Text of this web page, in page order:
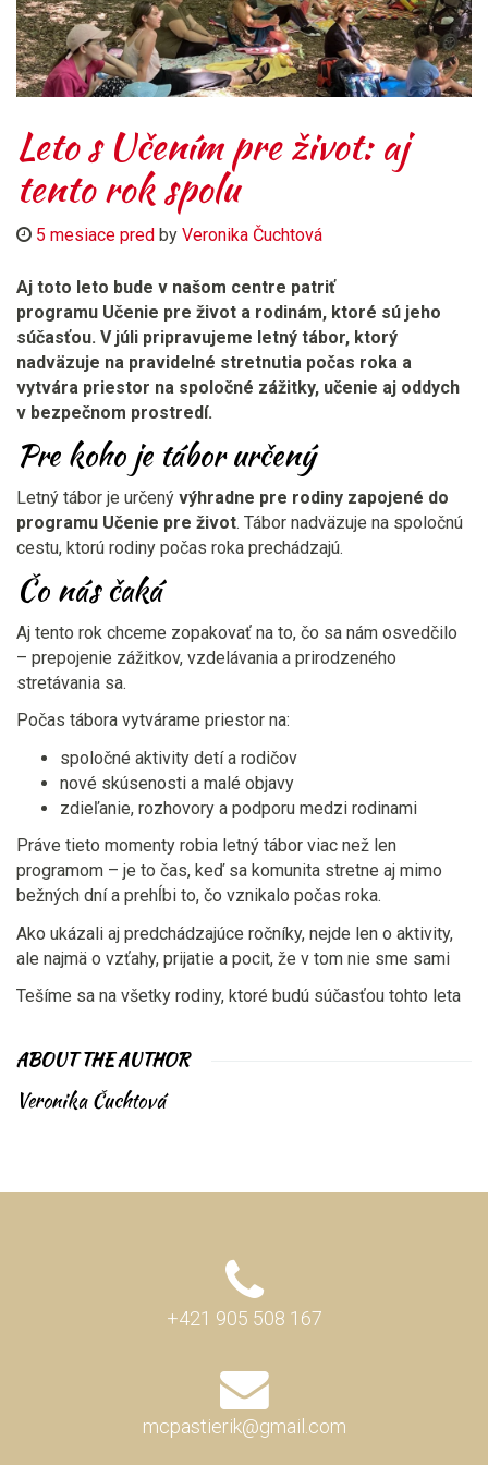
Leto s Učením pre život: aj
tento rok spolu
5 mesiace pred by Veronika Čuchtová
Aj toto leto bude v našom centre patriť
programu Učenie pre život a rodinám, ktoré sú jeho
súčasťou. V júli pripravujeme letný tábor, ktorý
nadväzuje na pravidelné stretnutia počas roka a
vytvára priestor na spoločné zážitky, učenie aj oddych
v bezpečnom prostredí.
Pre koho je tábor určený
Letný tábor je určený výhradne pre rodiny zapojené do
programu Učenie pre život. Tábor nadväzuje na spoločnú
cestu, ktorú rodiny počas roka prechádzajú.
Čo nás čaká
Aj tento rok chceme zopakovať na to, čo sa nám osvedčilo
– prepojenie zážitkov, vzdelávania a prirodzeného
stretávania sa.
Počas tábora vytvárame priestor na:
spoločné aktivity detí a rodičov
nové skúsenosti a malé objavy
zdieľanie, rozhovory a podporu medzi rodinami
Práve tieto momenty robia letný tábor viac než len
programom – je to čas, keď sa komunita stretne aj mimo
bežných dní a prehĺbi to, čo vznikalo počas roka.
Ako ukázali aj predchádzajúce ročníky, nejde len o aktivity,
ale najmä o vzťahy, prijatie a pocit, že v tom nie sme sami
Tešíme sa na všetky rodiny, ktoré budú súčasťou tohto leta
ABOUT THE AUTHOR
Veronika Čuchtová
+421 905 508 167
mcpastierik@gmail.com